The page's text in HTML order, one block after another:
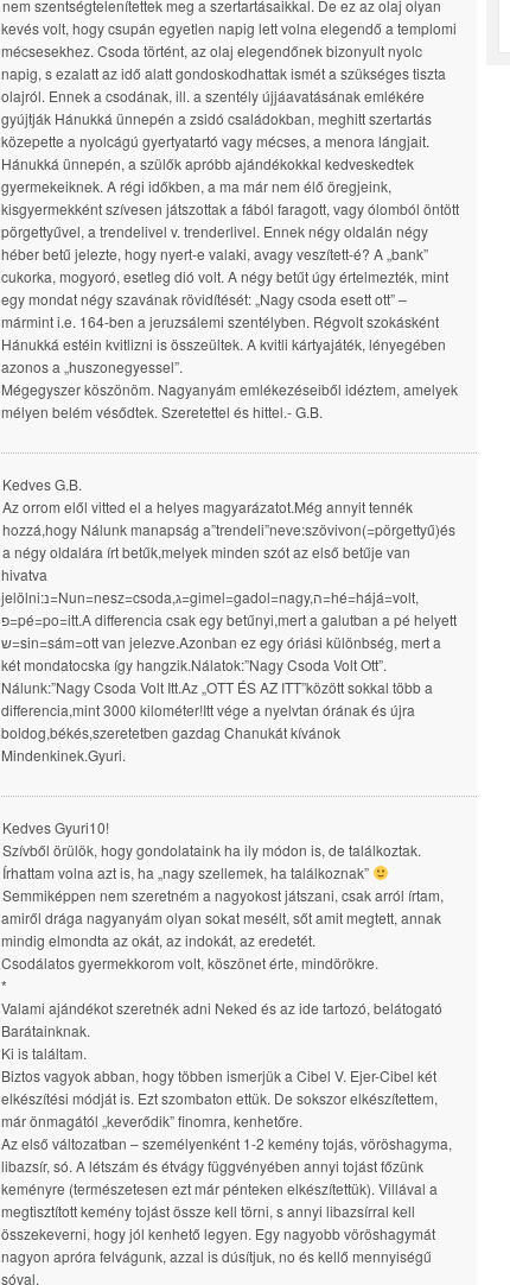
nem szentségtelenítettek meg a szertartásaikkal. De ez az olaj olyan
kevés volt, hogy csupán egyetlen napig lett volna elegendő a templomi
mécsesekhez. Csoda történt, az olaj elegendőnek bizonyult nyolc
napig, s ezalatt az idő alatt gondoskodhattak ismét a szükséges tiszta
olajról. Ennek a csodának, ill. a szentély újjáavatásának emlékére
gyújtják Hánukká ünnepén a zsidó családokban, meghitt szertartás
közepette a nyolcágú gyertyatartó vagy mécses, a menora lángjait.
Hánukká ünnepén, a szülők apróbb ajándékokkal kedveskedtek
gyermekeiknek. A régi időkben, a ma már nem élő öregjeink,
kisgyermekként szívesen játszottak a fából faragott, vagy ólomból öntött
pörgettyűvel, a trendelivel v. trenderlivel. Ennek négy oldalán négy
héber betű jelezte, hogy nyert-e valaki, avagy veszített-é? A „bank”
cukorka, mogyoró, esetleg dió volt. A négy betűt úgy értelmezték, mint
egy mondat négy szavának rövidítését: „Nagy csoda esett ott” –
mármint i.e. 164-ben a jeruzsálemi szentélyben. Régvolt szokásként
Hánukká estéin kvitlizni is összeültek. A kvitli kártyajáték, lényegében
azonos a „huszonegyessel”.
Mégegyszer köszönöm. Nagyanyám emlékezéseiből idéztem, amelyek
mélyen belém vésődtek. Szeretettel és hittel.- G.B.
Kedves G.B.
Az orrom elől vitted el a helyes magyarázatot.Még annyit tennék
hozzá,hogy Nálunk manapság a”trendeli”neve:szövivon(=pörgettyű)és
a négy oldalára írt betűk,melyek minden szót az első betűje van
hivatva
jelölni:נ=Nun=nesz=csoda,ג=gimel=gadol=nagy,ה=hé=hájá=volt,
פ=pé=po=itt.A differencia csak egy betűnyi,mert a galutban a pé helyett
ש=sin=sám=ott van jelezve.Azonban ez egy óriási különbség, mert a
két mondatocska így hangzik.Nálatok:”Nagy Csoda Volt Ott”.
Nálunk:”Nagy Csoda Volt Itt.Az „OTT ÉS AZ ITT”között sokkal több a
differencia,mint 3000 kilométer!Itt vége a nyelvtan órának és újra
boldog,békés,szeretetben gazdag Chanukát kívánok
Mindenkinek.Gyuri.
Kedves Gyuri10!
Szívből örülök, hogy gondolataink ha ily módon is, de találkoztak.
Írhattam volna azt is, ha „nagy szellemek, ha találkoznak”
Semmiképpen nem szeretném a nagyokost játszani, csak arról írtam,
amiről drága nagyanyám olyan sokat mesélt, sőt amit megtett, annak
mindig elmondta az okát, az indokát, az eredetét.
Csodálatos gyermekkorom volt, köszönet érte, mindörökre.
*
Valami ajándékot szeretnék adni Neked és az ide tartozó, belátogató
Barátainknak.
Ki is találtam.
Biztos vagyok abban, hogy többen ismerjük a Cibel V. Ejer-Cibel két
elkészítési módját is. Ezt szombaton ettük. De sokszor elkészítettem,
már önmagától „keverődik” finomra, kenhetőre.
Az első változatban – személyenként 1-2 kemény tojás, vöröshagyma,
libazsír, só. A létszám és étvágy függvényében annyi tojást főzünk
keményre (természetesen ezt már pénteken elkészítettük). Villával a
megtisztított kemény tojást össze kell törni, s annyi libazsírral kell
összekeverni, hogy jól kenhető legyen. Egy nagyobb vöröshagymát
nagyon apróra felvágunk, azzal is dúsítjuk, no és kellő mennyiségű
sóval.